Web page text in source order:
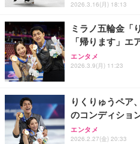
￥7,420
￥4,139
2026.3.16(月) 18:13
ミラノ五輪金「
「帰ります」
エンタメ
2026.3.9(月) 11:23
りくりゅうペア
のコンディショ
エンタメ
2026.2.27(金) 20:33